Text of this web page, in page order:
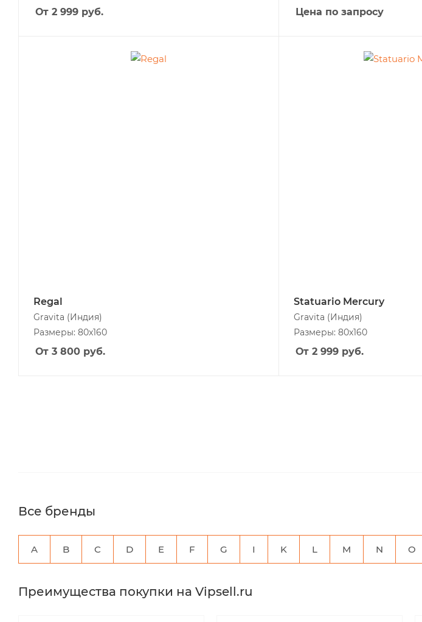
От 2 999 руб. Цена по запросу
Regal
Gravita (Индия)
Размеры: 80x160
От 3 800 руб.
Statuario Mercury
Gravita (Индия)
Размеры: 80x160
От 2 999 руб.
Все бренды
A B C D E F G I K L M N O
Преимущества покупки на Vipsell.ru